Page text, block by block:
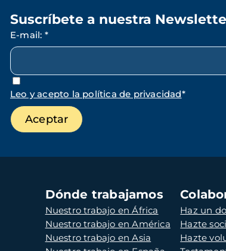
Suscríbete a nuestra
E-mail: *
Leo y acepto la política de privacidad*
Dónde trabajamos
Nuestro trabajo en África
Nuestro trabajo en América
Nuestro trabajo en Asia
Haz un
Hazte
Hazte